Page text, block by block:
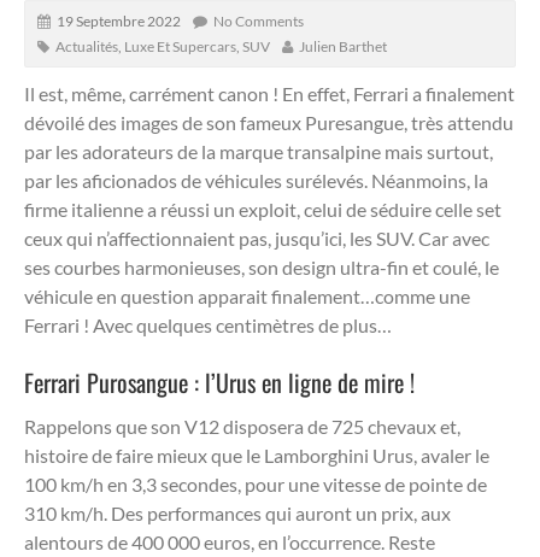
19 Septembre 2022
No Comments
Actualités Luxe Et Supercars SUV Julien Barthet
Il est, même, carrément canon ! En effet, Ferrari a finalement
dévoilé des images de son fameux Puresangue, très attendu
par les adorateurs de la marque transalpine mais surtout,
par les aficionados de véhicules surélevés. Néanmoins, la
firme italienne a réussi un exploit, celui de séduire celle set
ceux qui n’affectionnaient pas, jusqu’ici, les SUV. Car avec
ses courbes harmonieuses, son design ultra-fin et coulé, le
véhicule en question apparait finalement…comme une
Ferrari ! Avec quelques centimètres de plus…
Ferrari Purosangue : l’Urus en ligne de mire !
Rappelons que son V12 disposera de 725 chevaux et,
histoire de faire mieux que le Lamborghini Urus, avaler le
100 km/h en 3,3 secondes, pour une vitesse de pointe de
310 km/h. Des performances qui auront un prix, aux
alentours de 400 000 euros, en l’occurrence. Reste